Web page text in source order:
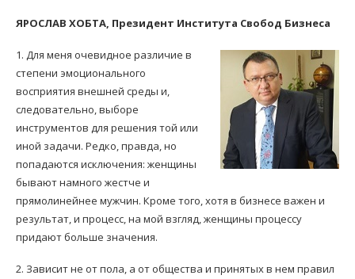
ЯРОСЛАВ ХОБТА, Президент Института Свобод Бизнеса
1. Для меня очевидное различие в
степени эмоционального
восприятия внешней среды и,
следовательно, выборе
инструментов для решения той или
иной задачи. Редко, правда, но
попадаются исключения: женщины
бывают намного жестче и
прямолинейнее мужчин. Кроме того, хотя в бизнесе важен и
результат, и процесс, на мой взгляд, женщины процессу
придают больше значения.
2. Зависит не от пола, а от общества и принятых в нем правил